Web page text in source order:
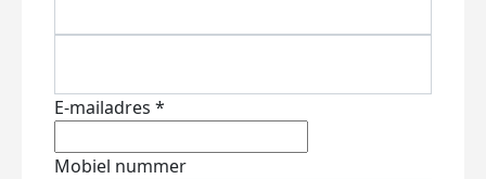
E-mailadres *
Mobiel nummer